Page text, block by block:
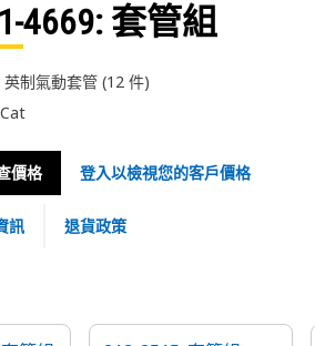
4669: 套管組
制氣動套管 (12 件)
價格 登入以檢視您的客戶價格
訊 退貨政策